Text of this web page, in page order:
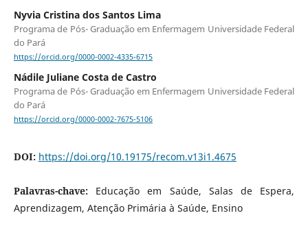
Nyvia Cristina dos Santos Lima
Programa de Pós- Graduação em Enfermagem Universidade Federal
do Pará
https://orcid.org/0000-0002-4335-6715
Nádile Juliane Costa de Castro
Programa de Pós- Graduação em Enfermagem Universidade Federal
do Pará
https://orcid.org/0000-0002-7675-5106
DOI: https://doi.org/10.19175/recom.v13i1.4675
Palavras-chave: Educação em Saúde, Salas de Espera,
Aprendizagem, Atenção Primária à Saúde, Ensino